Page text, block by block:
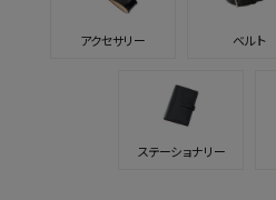
アクセサリー ベルト
ステーショナリー